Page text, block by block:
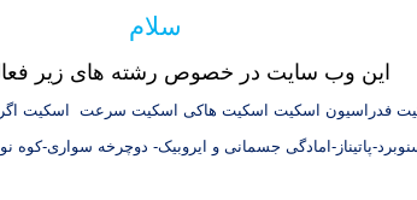
سلام
این وب سایت در خصوص رشته های زیر
فدراسیون اسکیت اسکیت هاکی اسکیت سرعت اسکیت
پاتیناز-امادگی جسمانی و ایروبیک- دوچرخه سواری-کوه